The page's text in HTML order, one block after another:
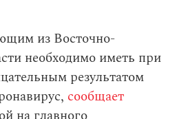
из Восточно-
необходимо иметь при
результатом
сообщает